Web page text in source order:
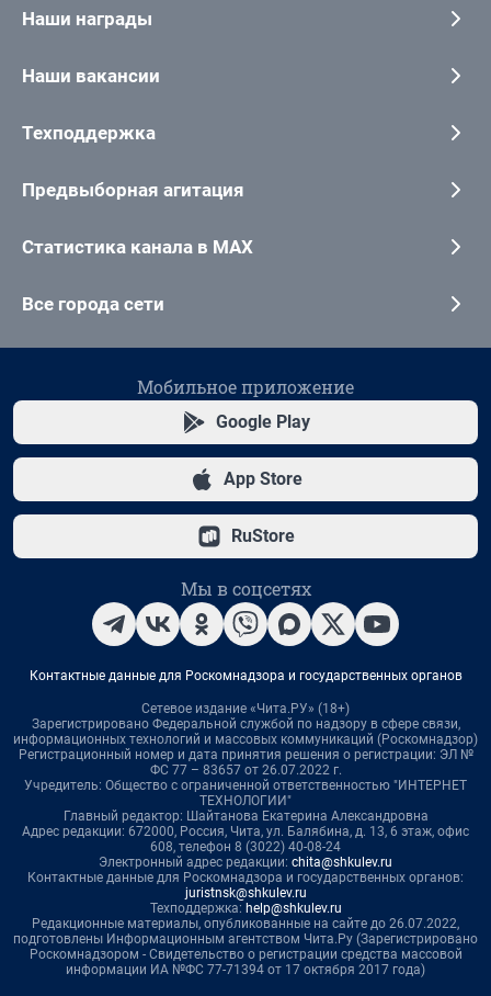
Наши награды
Наши вакансии
Техподдержка
Предвыборная агитация
Статистика канала в MAX
Все города сети
Мобильное приложение
Google Play
App Store
RuStore
Мы в соцсетях
Контактные данные для Роскомнадзора и государственных органов
Сетевое издание «Чита.РУ» (18+)
Зарегистрировано Федеральной службой по надзору в сфере связи,
информационных технологий и массовых коммуникаций (Роскомнадзор)
Регистрационный номер и дата принятия решения о регистрации: ЭЛ №
ФС 77 – 83657 от 26.07.2022 г.
Учредитель: Общество с ограниченной ответственностью "ИНТЕРНЕТ
ТЕХНОЛОГИИ"
Главный редактор: Шайтанова Екатерина Александровна
Адрес редакции: 672000, Россия, Чита, ул. Балябина, д. 13, 6 этаж, офис
608, телефон 8 (3022) 40-08-24
Электронный адрес редакции: chita@shkulev.ru
Контактные данные для Роскомнадзора и государственных органов:
juristnsk@shkulev.ru
Техподдержка: help@shkulev.ru
Редакционные материалы, опубликованные на сайте до 26.07.2022,
подготовлены Информационным агентством Чита.Ру (Зарегистрировано
Роскомнадзором - Свидетельство о регистрации средства массовой
информации ИА №ФС 77-71394 от 17 октября 2017 года)